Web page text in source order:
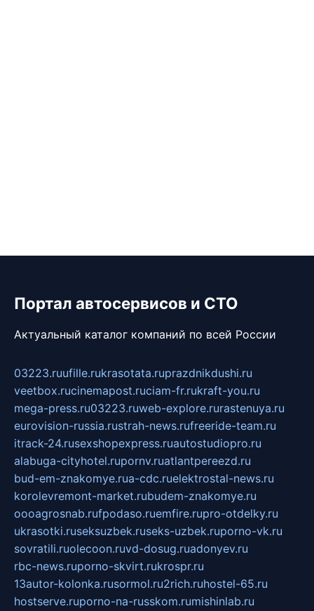
Портал автосервисов и СТО
Актуальный каталог компаний по всей России
03223.ruufille.rukrasotata.ruprazdnikdushi.ru
veetbox.rucinemapost.ruciam-fr.rukraft-you.ru
mega-press.ru03223.ruweb-explore.rurastenuya.ru
eurovision-russia.rustrah-news.rufreeride-team.ru
itrack-24.rusexshopexpress.ruautostudiopro.ru
alabuga-cityhotel.rupornv.ruatlantpereezd.ru
bud-em-znakomye.rua-cdc.ruelektrostal-news.ru
korolevremont-market.rubudem-znakomye.ru
oooagrosnab.rufpodaso.ruemfire.rupro-otdelky.ru
ukrasotki.ruseksuzbek.ruseks-uzbek.ruporno-vk.ru
sovratili.ruolecoon.ruvd-dosug.ruadonyev.ru
rbc-news.ruporno-skvirt.rukrospr.ru
13autor-kolonka.rusormol.ru2rich.ruhostel-65.ru
hostserve.ruporno-na-russkom.rumishinlab.ru